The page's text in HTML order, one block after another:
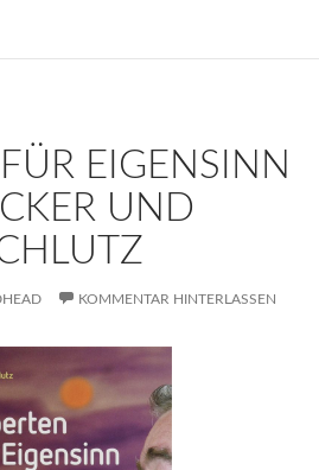
EIGENSINN
UND
KOMMENTAR HINTERLASSEN